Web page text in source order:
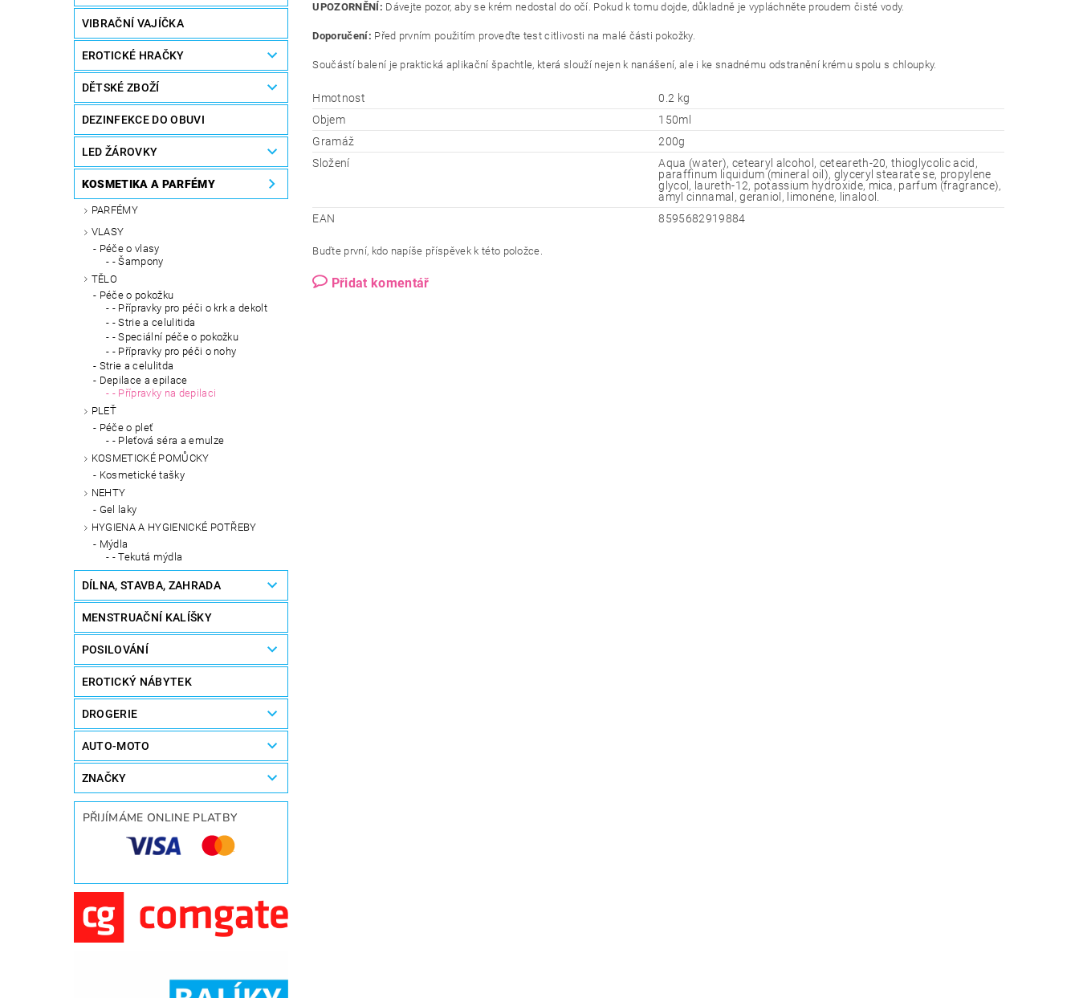
VIBRAČNÍ VAJÍČKA
EROTICKÉ HRAČKY
DĚTSKÉ ZBOŽÍ
DEZINFEKCE DO OBUVI
LED ŽÁROVKY
KOSMETIKA A PARFÉMY
PARFÉMY
VLASY
Péče o vlasy
- Šampony
TĚLO
Péče o pokožku
- Přípravky pro péči o krk a dekolt
- Strie a celulitida
- Speciální péče o pokožku
- Přípravky pro péči o nohy
Strie a celulitda
Depilace a epilace
- Přípravky na depilaci
PLEŤ
Péče o pleť
- Pleťová séra a emulze
KOSMETICKÉ POMŮCKY
Kosmetické tašky
NEHTY
Gel laky
HYGIENA A HYGIENICKÉ POTŘEBY
Mýdla
- Tekutá mýdla
DÍLNA, STAVBA, ZAHRADA
MENSTRUAČNÍ KALÍŠKY
POSILOVÁNÍ
EROTICKÝ NÁBYTEK
DROGERIE
AUTO-MOTO
ZNAČKY
PŘIJÍMÁME ONLINE PLATBY
UPOZORNĚNÍ: Dávejte pozor, aby se krém nedostal do očí. Pokud k tomu dojde, důkladně je vypláchněte proudem čisté vody.
Doporučení: Před prvním použitím proveďte test citlivosti na malé části pokožky.
Součástí balení je praktická aplikační špachtle, která slouží nejen k nanášení, ale i ke snadnému odstranění krému spolu s chloupky.
Hmotnost
0.2 kg
Objem
150ml
Gramáž
200g
Složení
Aqua (water), cetearyl alcohol, ceteareth-20, thioglycolic acid,
paraffinum liquidum (mineral oil), glyceryl stearate se, propylene
glycol, laureth-12, potassium hydroxide, mica, parfum (fragrance),
amyl cinnamal, geraniol, limonene, linalool.
EAN
8595682919884
Buďte první, kdo napíše příspěvek k této položce.
Přidat komentář